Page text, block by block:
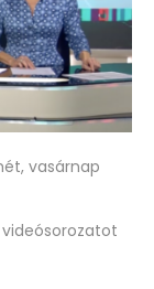
vasárnap